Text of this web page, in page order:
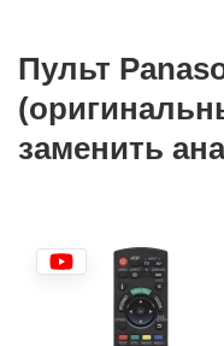
Пульт
заменить